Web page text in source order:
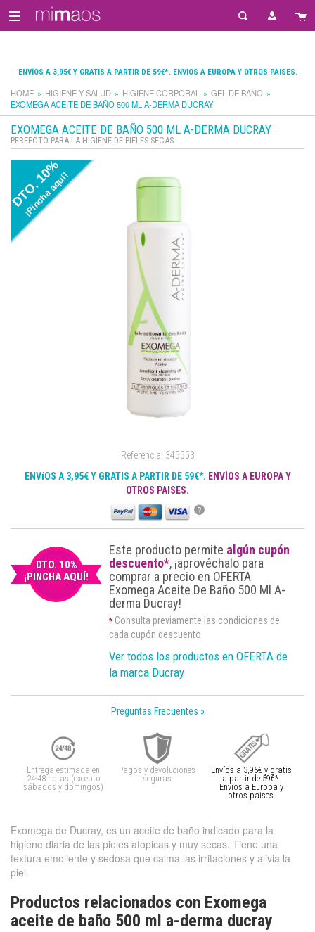
ENVÍOS A 3,95€ Y GRATIS A PARTIR DE 59€*. ENVÍOS A EUROPA Y OTROS PAISES.
HOME HIGIENE Y SALUD HIGIENE CORPORAL
GEL DE BAÑO
EXOMEGA ACEITE DE BAÑO 500 ML A-DERMA DUCRAY
EXOMEGA ACEITE DE BAÑO 500 ML A-DERMA DUCRAY
PERFECTO PARA LA HIGIENE DE PIELES SECAS
DTO. 10%
¡Pincha aquí!
Referencia: 345553
ENVíOS A 3,95€ Y GRATIS A PARTIR DE 59€*. ENVÍOS A EUROPA Y
OTROS PAISES.
?
DTO. 10%
¡PINCHA AQUÍ!
Este producto permite algún cupón
descuento*, ¡aprovéchalo para
comprar a precio en OFERTA
Exomega Aceite De Baño 500 Ml A-
derma Ducray!
* Consulta previamente las condiciones de
cada cupón descuento.
Ver todos los productos en OFERTA de
la marca Ducray
Preguntas Frecuentes »
Entrega estimada en
24-48 horas (excepto
sábados y domingos)
Pagos y devoluciones
seguras
Envíos a 3,95€ y gratis
a partir de 59€*.
Envíos a Europa y
otros paises.
Exomega de Ducray, es un aceite de baño indicado para la
higiene diaria de las pieles atópicas y muy secas. Tiene una
textura emoliente y sedosa que calma las irritaciones y alivia la
piel.
Productos relacionados con Exomega
aceite de baño 500 ml a-derma ducray